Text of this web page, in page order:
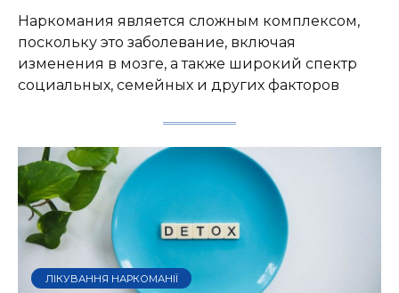
Наркомания является сложным комплексом,
поскольку это заболевание, включая
изменения в мозге, а также широкий спектр
социальных, семейных и других факторов
ЛІКУВАННЯ НАРКОМАНІЇ